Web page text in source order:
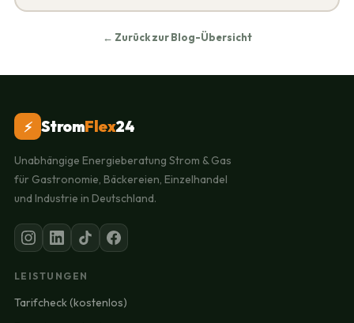
← Zurück zur Blog-Übersicht
⚡ StromFlex24
Unabhängige Energieberatung Strom & Gas
für Gastronomie, Bäckereien, Einzelhandel
und Industrie in Deutschland.
LEISTUNGEN
Tarifcheck (kostenlos)